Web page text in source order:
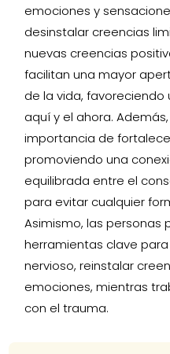
emociones y
desinstalar creencias
nuevas creencias
facilitan una mayor
de la vida, favoreciendo
aquí y el ahora.
importancia de
promoviendo una
equilibrada entre el
para evitar cualquier
Asimismo, las personas
herramientas clave
nervioso, reinstalar
emociones, mientras
con el trauma.